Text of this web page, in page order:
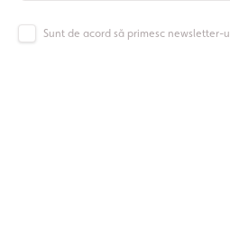
Sunt de acord să primesc newsletter-ul